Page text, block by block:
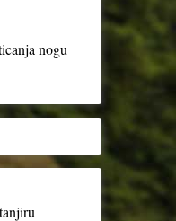
nogu